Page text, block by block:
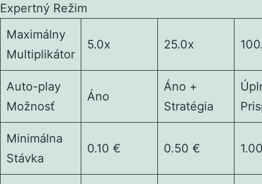
Expertný Režim
Maximálny
Multiplikátor
5.0x 25.0x
Auto-play
Možnosť
Áno
Áno +
Stratégia
Minimálna
Stávka
0.10 € 0.50 €